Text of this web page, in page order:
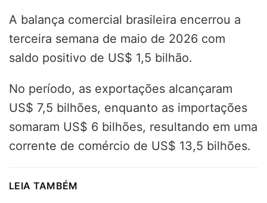
A balança comercial brasileira encerrou a
terceira semana de maio de 2026 com
saldo positivo de US$ 1,5 bilhão.
No período, as exportações alcançaram
US$ 7,5 bilhões, enquanto as importações
somaram US$ 6 bilhões, resultando em uma
corrente de comércio de US$ 13,5 bilhões.
LEIA TAMBÉM